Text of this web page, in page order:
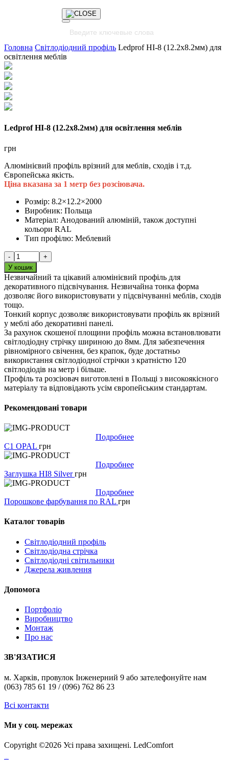
Головна Світлодіодний профіль Ledprof HI-8 (12.2х8.2мм) для
освітлення меблів
Ledprof HI-8 (12.2х8.2мм) для освітлення меблів
грн
Алюмінієвий профіль врізний для меблів, сходів і т.д.
Європейська якість.
Ціна вказана за 1 метр без розсіювача.
Розмір: 8.2×12.2×2000
Виробник: Польща
Матеріал: Анодований алюміній, також доступні
кольори RAL
Тип профілю: Меблевий
-
+
У кошик
Незвичайний та цікавий алюмінієвий профіль для
декоративного підсвічування. Незвичайна тонка форма
дозволяє його використовувати у підсвічуванні меблів, сходів
тощо.
Тонкий корпус дозволяє використовувати профіль як врізний
у меблі або декоративні панелі.
За рахунок скошеної площини профіль можна встановлювати
світлодіодну стрічку шириною до 8мм. Для забезпечення
рівномірного свічення, без крапок, буде достатньо
використання світлодіодної стрічки з кратністю 120
світлодіодів на метр і більше.
Профіль та розсіювач виготовлені в Польщі з високоякісного
матеріалу та відповідають усім європейським стандартам.
Рекомендовані товари
Подробнее
C1 OPAL грн
Подробнее
Заглушка HI8 Silverгрн
Подробнее
Порошкове фарбування по RAL грн
Каталог товарів
Світлодіодний профіль
Світлодіодна стрічка
Світлодіодні світильники
Джерела живлення
Допомога
Портфоліо
Виробництво
Монтаж
Про нас
ЗВ'ЯЗАТИСЯ
м. Харків, провулок Інженерний 9 або зателефонуйте нам
(063) 785 61 19 / (096) 762 86 23
Всі контакти
Ми у соц. мережах
Copyright ©2026 Усі права захищені. LedComfort